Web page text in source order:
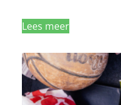
Lees meer